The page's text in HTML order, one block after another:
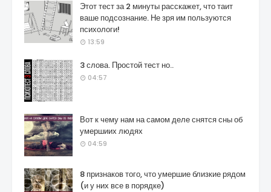
Этот тест за 2 минуты расскажет, что таит
ваше подсознание. Не зря им пользуются
психологи!
13:59
3 слова. Простой тест но..
04:57
Вот к чему нам на самом деле снятся сны об
умершиих людях
04:59
8 признаков того, что умершие близкие рядом
(и у них все в порядке)